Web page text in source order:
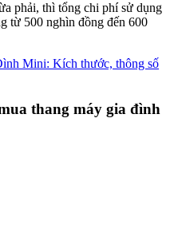
phải, thì tổng chi phí sử dụng
từ 500 nghìn đồng đến 600
Mini: Kích thước, thông số
thang máy gia đình